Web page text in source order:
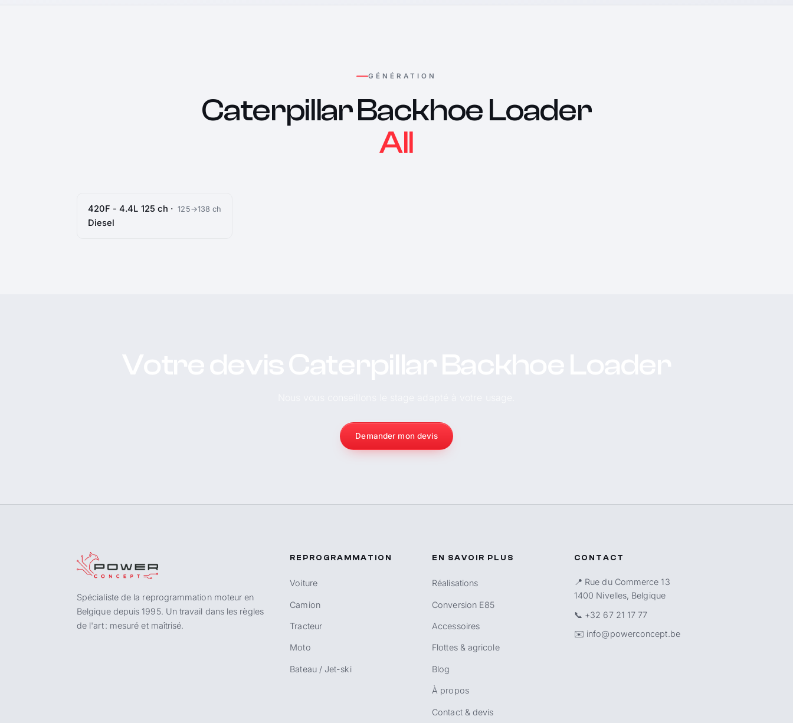
GÉNÉRATION
Caterpillar Backhoe Loader
All
420F - 4.4L 125 ch ·
Diesel
125→138 ch
Demander mon devis
Spécialiste de la reprogrammation moteur en
Belgique depuis 1995. Un travail dans les règles
de l'art : mesuré et maîtrisé.
REPROGRAMMATION
Voiture
Camion
Tracteur
Moto
Bateau / Jet-ski
EN SAVOIR PLUS
Réalisations
Conversion E85
Accessoires
Flottes & agricole
Blog
À propos
Contact & devis
CONTACT
📍 Rue du Commerce 13
1400 Nivelles, Belgique
📞 +32 67 21 17 77
✉️ info@powerconcept.be